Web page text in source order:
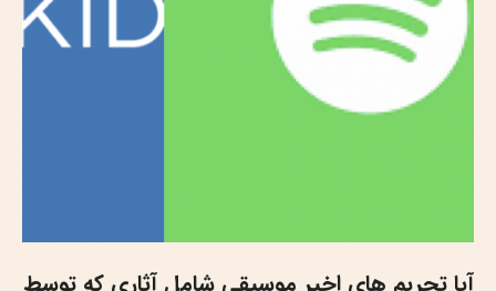
آیا تحریم های اخیر موسیقی شامل آثاری که توسط